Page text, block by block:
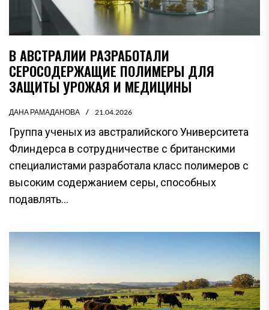
В АВСТРАЛИИ РАЗРАБОТАЛИ
СЕРОСОДЕРЖАЩИЕ ПОЛИМЕРЫ ДЛЯ
ЗАЩИТЫ УРОЖАЯ И МЕДИЦИНЫ
ДАНА РАМАДАНОВА 21.04.2026
Группа ученых из австралийского Университета
Флиндерса в сотрудничестве с британскими
специалистами разработала класс полимеров с
высоким содержанием серы, способных
подавлять...